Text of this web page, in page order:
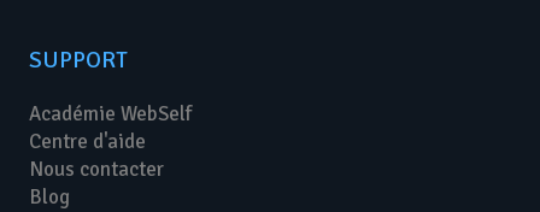
SUPPORT
Académie WebSelf
Centre d'aide
Nous contacter
Blog